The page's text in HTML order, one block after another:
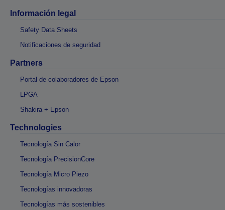
Información legal
Safety Data Sheets
Notificaciones de seguridad
Partners
Portal de colaboradores de Epson
LPGA
Shakira + Epson
Technologies
Tecnología Sin Calor
Tecnología PrecisionCore
Tecnología Micro Piezo
Tecnologías innovadoras
Tecnologías más sostenibles